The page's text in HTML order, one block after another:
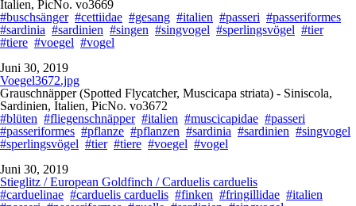
Italien, PicNo. vo3669
#buschsänger #cettiidae #gesang #italien #passeri #passeriformes
#sardinia #sardinien #singen #singvogel #sperlingsvögel #tier
#tiere #voegel #vogel
Juni 30, 2019
Voegel3672.jpg
Grauschnäpper (Spotted Flycatcher, Muscicapa striata) - Siniscola,
Sardinien, Italien, PicNo. vo3672
#blüten #fliegenschnäpper #italien #muscicapidae #passeri
#passeriformes #pflanze #pflanzen #sardinia #sardinien #singvogel
#sperlingsvögel #tier #tiere #voegel #vogel
Juni 30, 2019
Stieglitz / European Goldfinch / Carduelis carduelis
#carduelinae #carduelis carduelis #finken #fringillidae #italien